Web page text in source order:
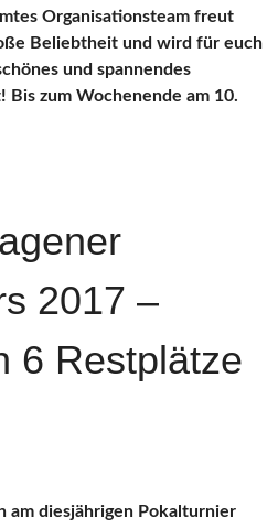
Organisationsteam freut
Beliebtheit und wird für euch
und spannendes
Bis zum Wochenende am 10.
2017 –
6 Restplätze
am diesjährigen Pokalturnier